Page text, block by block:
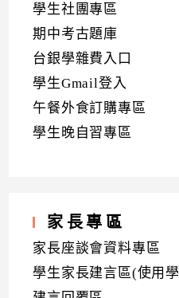
學生社團專區
期中考古題庫
台銀學雜費入口
學生Gmail登入
午餐外食訂購專區
學生晚自習專區
家長專區
家長座談會資料專區
學生家長建言區(使用